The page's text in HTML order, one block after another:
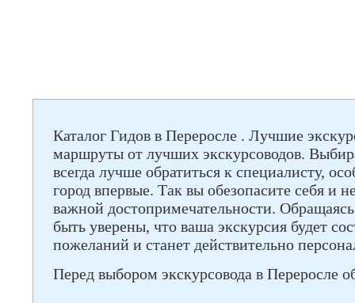
Каталог Гидов в Переросле . Лучшие
маршруты от лучших экскурсоводов.
всегда лучше обратиться к специалисту,
город впервые. Так вы обезопасите себя и
важной достопримечательности.
быть уверены, что ваша экскурсия будет
пожеланий и станет действительно
Перед выбором экскурсовода в Переросле